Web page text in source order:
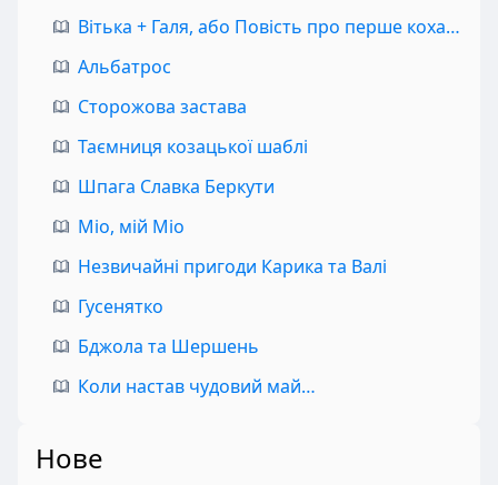
Вітька + Галя, або Повість про перше кохання
Альбатрос
Сторожова застава
Таємниця козацької шаблі
Шпага Славка Беркути
Міо, мій Міо
Незвичайні пригоди Карика та Валі
Гусенятко
Бджола та Шершень
Коли настав чудовий май…
Нове